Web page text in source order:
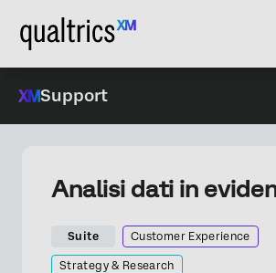
Support
Analisi dati in
Suite Customer Experience
Strategy & Research